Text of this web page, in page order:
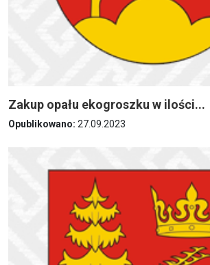
Zakup opału ekogroszku w ilości...
Opublikowano: 27.09.2023